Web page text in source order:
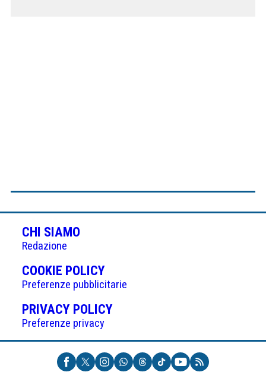
CHI SIAMO
Redazione
COOKIE POLICY(APRE
IN
UNA
NUOVA
Preferenze pubblicitarie
PRIVACY POLICY(APRE
UNA
NUOVA
SCHEDA)
Preferenze privacy